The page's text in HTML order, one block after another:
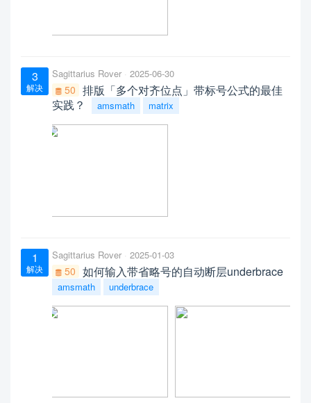
3
解决
Sagittarius Rover 2025-06-30
50 排版「多个对齐位点」带标号公式的最佳
实践？
amsmath matrix
1
解决
Sagittarius Rover 2025-01-03
50 如何输入带省略号的自动断层underbrace
amsmath underbrace